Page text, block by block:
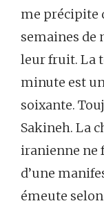
me précipite
semaines
leur fruit. La
minute est
soixante.
Sakineh. La
iranienne ne
d’une
émeute selon